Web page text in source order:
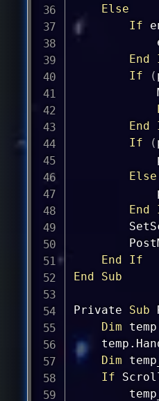
Else
If
End
If
(
End
If
(
Else
End
End
If
End
Sub
Private Sub
Dim temp
Dim
If